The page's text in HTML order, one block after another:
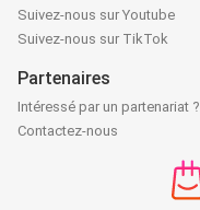
Suivez-nous sur Youtube
Suivez-nous sur TikTok
Partenaires
Intéressé par un partenariat ?
Contactez-nous